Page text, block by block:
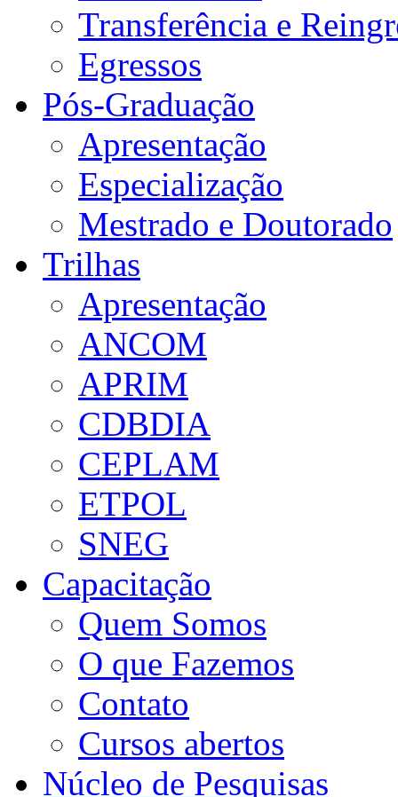
Transferência e
Egressos
Pós-Graduação
Apresentação
Especialização
Mestrado e Doutorado
Trilhas
Apresentação
ANCOM
APRIM
CDBDIA
CEPLAM
ETPOL
SNEG
Capacitação
Quem Somos
O que Fazemos
Contato
Cursos abertos
Núcleo de Pesquisas